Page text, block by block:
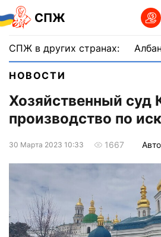
СПЖ
СПЖ в других странах:
НОВОСТИ
Хозяйственный суд
производство по
30 Марта 2023 10:33 1667